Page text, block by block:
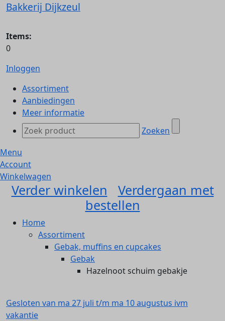
Bakkerij Dijkzeul
Items:
0
Inloggen
Assortiment
Aanbiedingen
Meer informatie
Zoeken
Menu
Account
Winkelwagen
Verder winkelen
Verdergaan met
bestellen
Home
Assortiment
Gebak, muffins en cupcakes
Gebak
Hazelnoot schuim gebakje
Gesloten van ma 27 juli t/m ma 10 augustus ivm
vakantie